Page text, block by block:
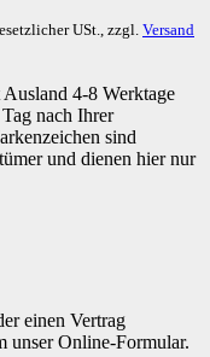
USt., zzgl. Versand
4-8 Werktage
nach Ihrer
sind
und dienen hier nur
einen Vertrag
unser Online-Formular.